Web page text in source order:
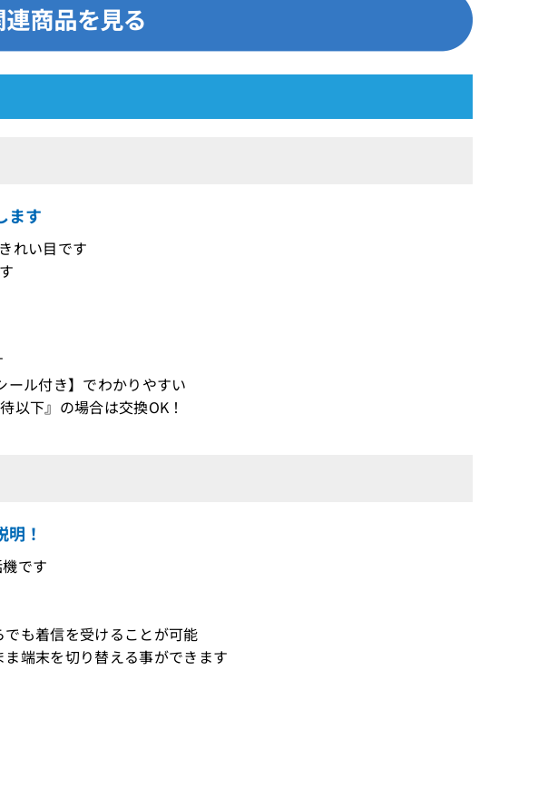
ます
れい目です
ル付き】でわかりやすい
下』の場合は交換OK！
！
です
も着信を受けることが可能
端末を切り替える事ができます